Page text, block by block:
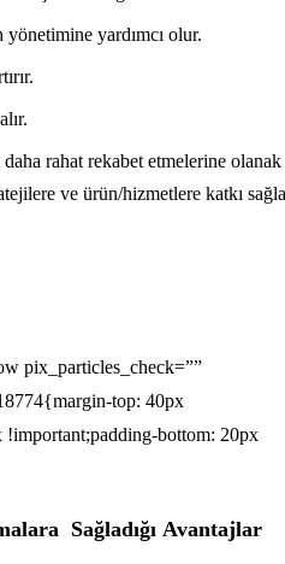
yardımcı olur.
rahat rekabet etmelerine olanak
ve ürün/hizmetlere katkı
pix_particles_check=””
top: 40px
bottom: 20px
Sağladığı Avantajlar